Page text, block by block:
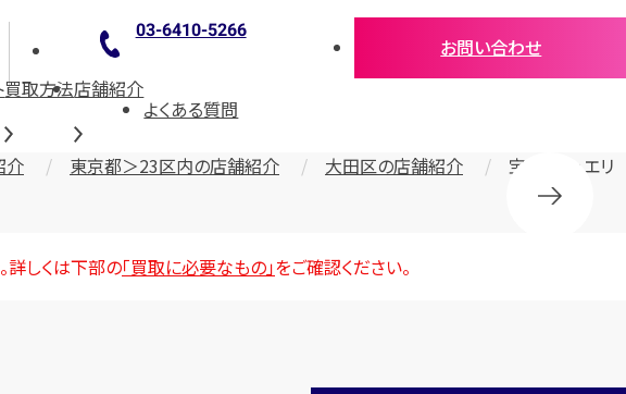
03-6410-5266
お問い合わせ
買取方法店舗紹介
よくある質問
介 東京都＞23区内の店舗紹介 大田区の店舗紹介
宝石・ジュエリ
しくは下部の「買取に必要なもの」をご確認ください。